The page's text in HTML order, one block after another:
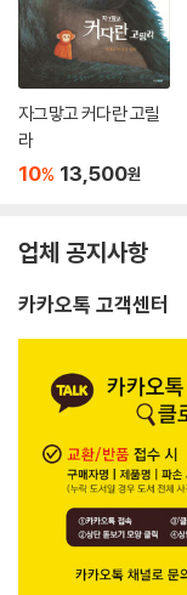
자그맣고 커다란 고릴
라
10% 13,500원
업체 공지사항
카카오톡 고객센터